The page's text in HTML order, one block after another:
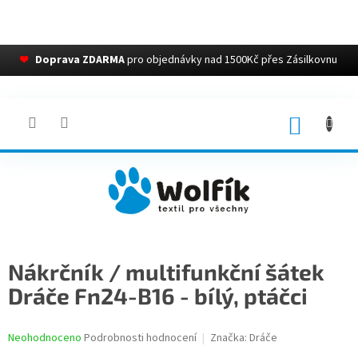
❤ Doprava ZDARMApro objednávky nad 1500Kč přes Zásilkovnu
Nákrčník / multifunkční šátek
Dráče Fn24-B16 - bílý, ptáčci
Průměrné
Neohodnoceno Podrobnosti hodnocení Značka: Dráče